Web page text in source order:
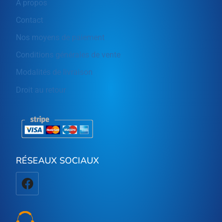
A propos
Contact
Nos moyens de paiement
Conditions générales de vente
Modalités de livraison
Droit au retour
RÉSEAUX SOCIAUX